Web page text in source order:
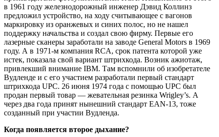
в 1961 году железнодорожный инженер Дэвид Коллинз
предложил устройство, на ходу считывающее с вагонов
маркировку из оранжевых и синих полос, но не нашел
поддержку начальства и создал свою фирму. Первые его
лазерные сканеры заработали на заводе General Motors в 1969
году. А в 1971-м компания RCA, срок патента которой уже
истек, показала свой вариант штрихкода. Возник ажиотаж,
привлекший внимание IBM. Там вспомнили об изобретателе
Вудленде и с его участием разработали первый стандарт
штрихкода UPC. 26 июня 1974 года с помощью UPC был
продан первый товар — жевательная резинка Wrigley’s. А
через два года принят нынешний стандарт EAN-13, тоже
созданный при участии Вудленда.
Когда появляется второе дыхание?